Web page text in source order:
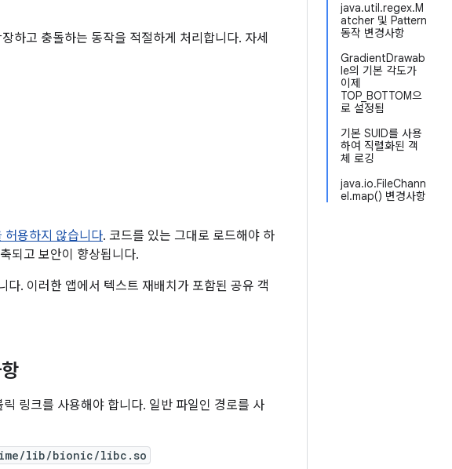
java.util.regex.M
atcher 및 Pattern
동작 변경사항
GradientDrawab
le의 기본 각도가
이제
TOP_BOTTOM으
로 설정됨
기본 SUID를 사용
하여 직렬화된 객
체 로깅
java.io.FileChann
el.map() 변경사항
하고 충돌하는 동작을 적절하게 처리합니다. 자세
허용하지 않습니다. 코드를 있는 그대로 로드해야 하
되고 보안이 향상됩니다.
. 이러한 앱에서 텍스트 재배치가 포함된 공유 객
링크를 사용해야 합니다. 일반 파일인 경로를 사
lib/bionic/libc.so